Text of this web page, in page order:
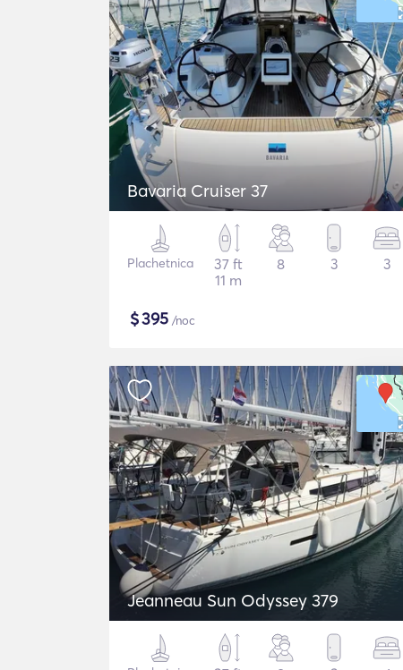
Bavaria Cruiser 37
Plachetnica
37 ft
11 m
8 3 3
$395 /noc
Jeanneau Sun Odyssey 379